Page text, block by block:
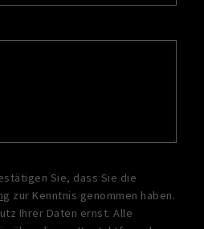
Sie, dass Sie die
zur Kenntnis genommen haben.
Ihrer Daten ernst. Alle